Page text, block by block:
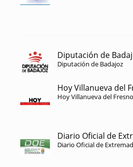
Diputación de
Diputación de Badajoz
Hoy Villanueva del
Hoy Villanueva del Fresno
Diario Oficial de
Diario Oficial de